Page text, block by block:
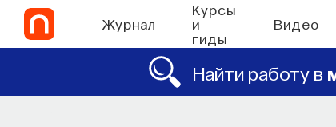
Журнал
Курсы
и
гиды
Видео
Найти работу в